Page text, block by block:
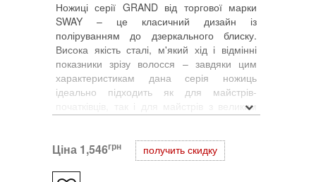
Ножиці серії GRAND від торгової марки
SWAY – це класичний дизайн із
поліруванням до дзеркального блиску.
Висока якість сталі, м'який хід і відмінні
показники зрізу волосся – завдяки цим
характеристикам дана серія ножиць
ідеально підходить як для майстрів-
початківців, так і для майстрів з великим
досвідом і вимогами. Досконалість стилю,
чудовим помічником у роботі. Модель 110
46260 відрізняється ергономічним кільцем
під великий палець, що дозволить
Ціна 1,546грн получить скидку